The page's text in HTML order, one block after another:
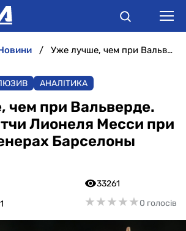
новини Уже лучше, чем при Вальверде. Первые матчи Лионеля Месси при разных тренерах Барселоны (видео)
АНАЛІТИКА
чем при Вальверде.
Лионеля Месси при
Барселоны
33261
★★★★★
★★★★★0 голосів